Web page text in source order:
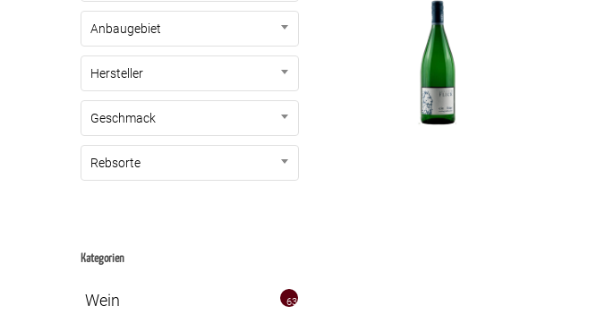
Anbaugebiet
Hersteller
Geschmack
Rebsorte
Kategorien
Wein 635